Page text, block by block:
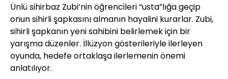
Ünlü sihirbaz Zubi’nin öğrencileri “usta”lığa geçip
onun sihirli şapkasını almanın hayalini kurarlar. Zubi,
sihirli şapkanın yeni sahibini belirlemek için bir
yarışma düzenler. İllüzyon gösterileriyle ilerleyen
oyunda, hedefe ortaklaşa ilerlemenin önemi
anlatılıyor.